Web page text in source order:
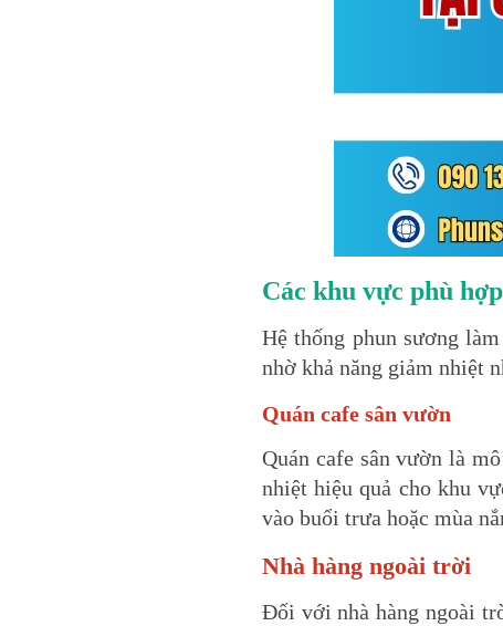
Các khu vực phù
Hệ thống phun sương
nhờ khả năng giảm nhiệt
Quán cafe sân vườn
Quán cafe sân vườn là
nhiệt hiệu quả cho khu
vào buổi trưa hoặc mùa
Nhà hàng ngoài trời
Đối với nhà hàng ngoài